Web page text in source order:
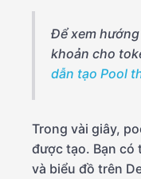
Để xem
khoản cho
dẫn tạo Pool
Trong vài giây,
được tạo. Bạn có
và biểu đồ trên